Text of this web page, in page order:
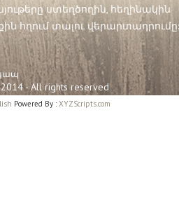
ստեղծողին, հեղինակին
հղում տալու վերարտադրումը:
- All rights reserved
Powered By :XYZScripts.com